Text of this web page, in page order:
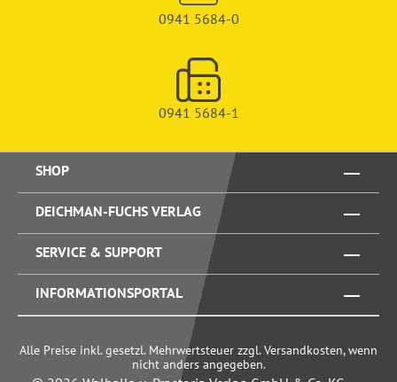
0941 5684-0
0941 5684-1
SHOP
DEICHMAN-FUCHS VERLAG
SERVICE & SUPPORT
INFORMATIONSPORTAL
Alle Preise inkl. gesetzl. Mehrwertsteuer zzgl. Versandkosten, wenn
nicht anders angegeben.